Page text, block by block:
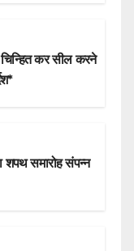
कर सील करने
शपथ समारोह संपन्न